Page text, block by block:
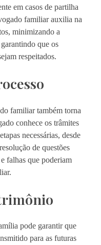
em casos de partilha
familiar auxilia na
minimizando a
que os
respeitados.
familiar também torna
conhece os trâmites
necessárias, desde
de questões
falhas que poderiam
pode garantir que
para as futuras